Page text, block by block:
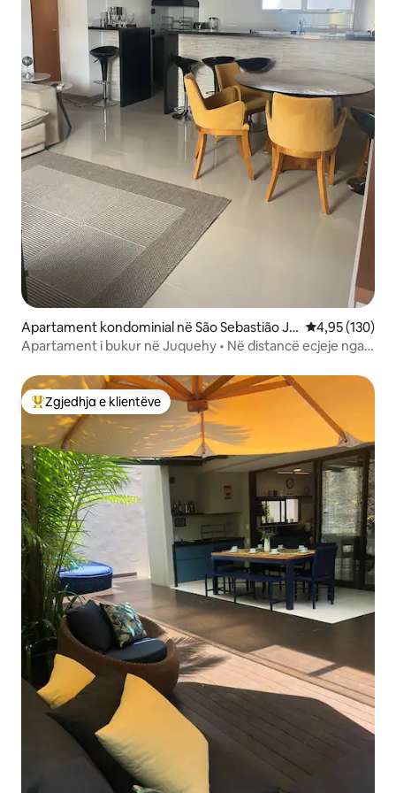
Apartament kondominial në São Sebastião Ju
quehy
Vlerësimi
4,95 (130)
Apartament i bukur në Juquehy • Në distancë ecjeje nga
Më të mirat e zgjedhjeve të klientëve
Zgjedhja e klientëve